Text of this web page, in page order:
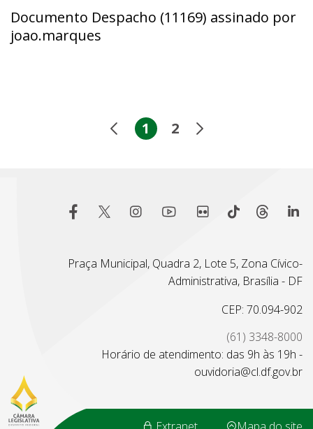
Documento Despacho (11169) assinado por
joao.marques
1 2
Praça Municipal, Quadra 2, Lote 5, Zona Cívico-
Administrativa, Brasília - DF
CEP: 70.094-902
(61) 3348-8000
Horário de atendimento: das 9h às 19h -
ouvidoria@cl.df.gov.br